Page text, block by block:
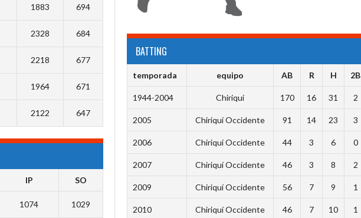
BATTING
temporada equipo AB R H 2B
1944-2004 Chiriquí 170 16 31 2
2005 Chiriquí Occidente 91 14 23 3
2006 Chiriquí Occidente 44 3 6 0
2007 Chiriquí Occidente 46 3 8 2
2009 Chiriquí Occidente 56 7 9 1
2010 Chiriquí Occidente 46 7 10 1
1883 694
2328 684
2218 677
1964 671
2122 647
IP SO
1074 1029